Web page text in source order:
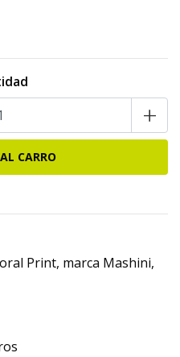
+
Print, marca Mashini,